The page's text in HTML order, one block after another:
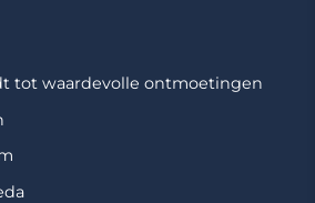
tot waardevolle ontmoetingen